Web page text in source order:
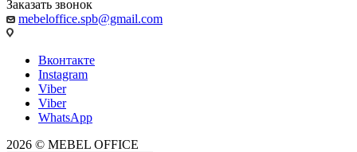
Заказать звонок
mebeloffice.spb@gmail.com
Вконтакте
Instagram
Viber
Viber
WhatsApp
2026 © MEBEL OFFICE